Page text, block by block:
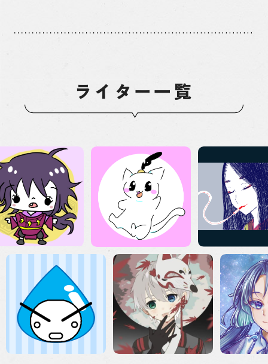
ライター一覧